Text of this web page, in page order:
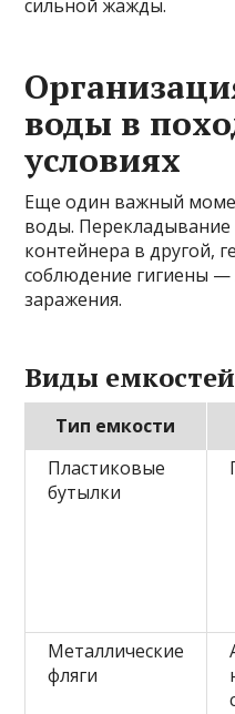
сильной жажды.
воды в
условиях
Еще один важный
воды.
контейнера в другой,
соблюдение гигиены
заражения.
Виды
Тип емкости
Пластиковые
бутылки
Металлические
фляги